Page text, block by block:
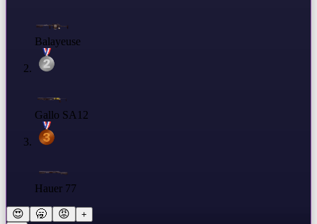
Balayeuse
Gallo SA12
Hauer 77
😍 🥱 😡 +